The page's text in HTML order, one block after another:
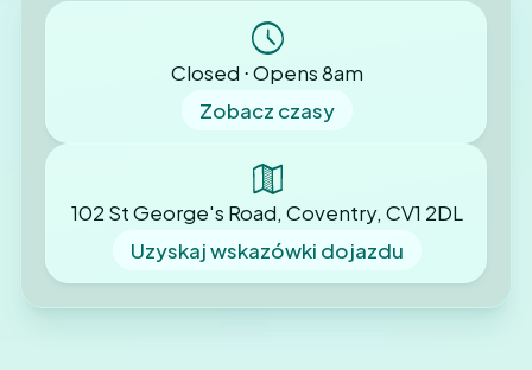
Closed ⋅ Opens 8am
Zobacz czasy
102 St George's Road, Coventry, CV1 2DL
Uzyskaj wskazówki dojazdu